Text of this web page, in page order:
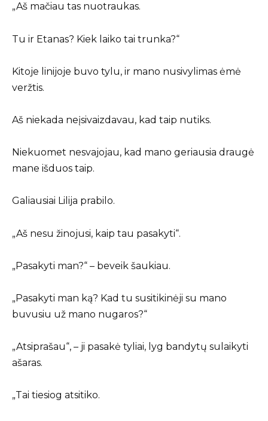
„Aš mačiau tas nuotraukas.
Tu ir Etanas? Kiek laiko tai trunka?“
Kitoje linijoje buvo tylu, ir mano nusivylimas ėmė
veržtis.
Aš niekada neįsivaizdavau, kad taip nutiks.
Niekuomet nesvajojau, kad mano geriausia draugė
mane išduos taip.
Galiausiai Lilija prabilo.
„Aš nesu žinojusi, kaip tau pasakyti“.
„Pasakyti man?“ – beveik šaukiau.
„Pasakyti man ką? Kad tu susitikinėji su mano
buvusiu už mano nugaros?“
„Atsiprašau“, – ji pasakė tyliai, lyg bandytų sulaikyti
ašaras.
„Tai tiesiog atsitiko.